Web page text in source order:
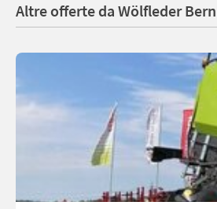
Altre offerte da Wölfleder